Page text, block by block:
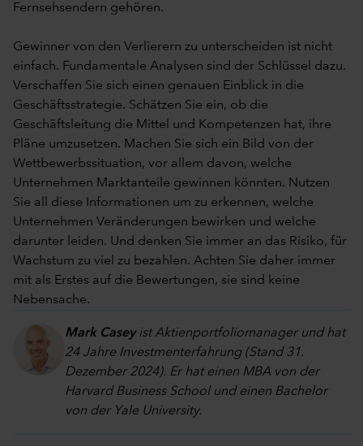
Fernsehsendern gehören.
Gewinner von den Verlierern zu unterscheiden ist nicht
einfach. Fundamentale Analysen sind der Schlüssel dazu.
Verschaffen Sie sich einen genauen Einblick in die
Geschäftsstrategie. Schätzen Sie ein, ob die
Geschäftsleitung die Mittel und Kompetenzen hat, ihre
Pläne umzusetzen. Machen Sie sich ein Bild von der
Wettbewerbssituation, vor allem davon, welche
Unternehmen Marktanteile gewinnen könnten. Nutzen
Sie all diese Informationen um zu erkennen, welche
Unternehmen Veränderungen bewirken und welche
darunter leiden. Und denken Sie immer an das Risiko, für
Wachstum zu viel zu bezahlen. Achten Sie daher immer
mit als Erstes auf die Bewertungen, sie sind keine
Nebensache.
Mark Caseyist Aktienportfoliomanager und hat
24 Jahre Investmenterfahrung (Stand 31.
Dezember 2024). Er hat einen MBA von der
Harvard Business School und einen Bachelor
von der Yale University.